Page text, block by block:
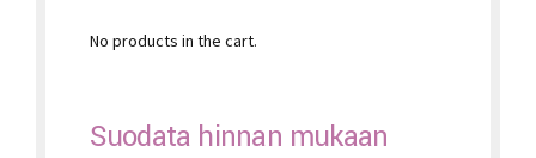
No products in the cart.
Suodata hinnan mukaan